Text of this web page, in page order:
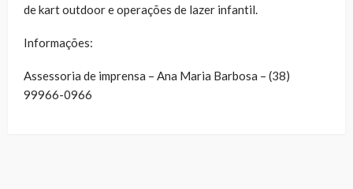
de kart outdoor e operações de lazer infantil.
Informações:
Assessoria de imprensa – Ana Maria Barbosa – (38)
99966-0966